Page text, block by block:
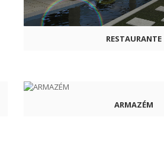
RESTAURANTE
ARMAZÉM